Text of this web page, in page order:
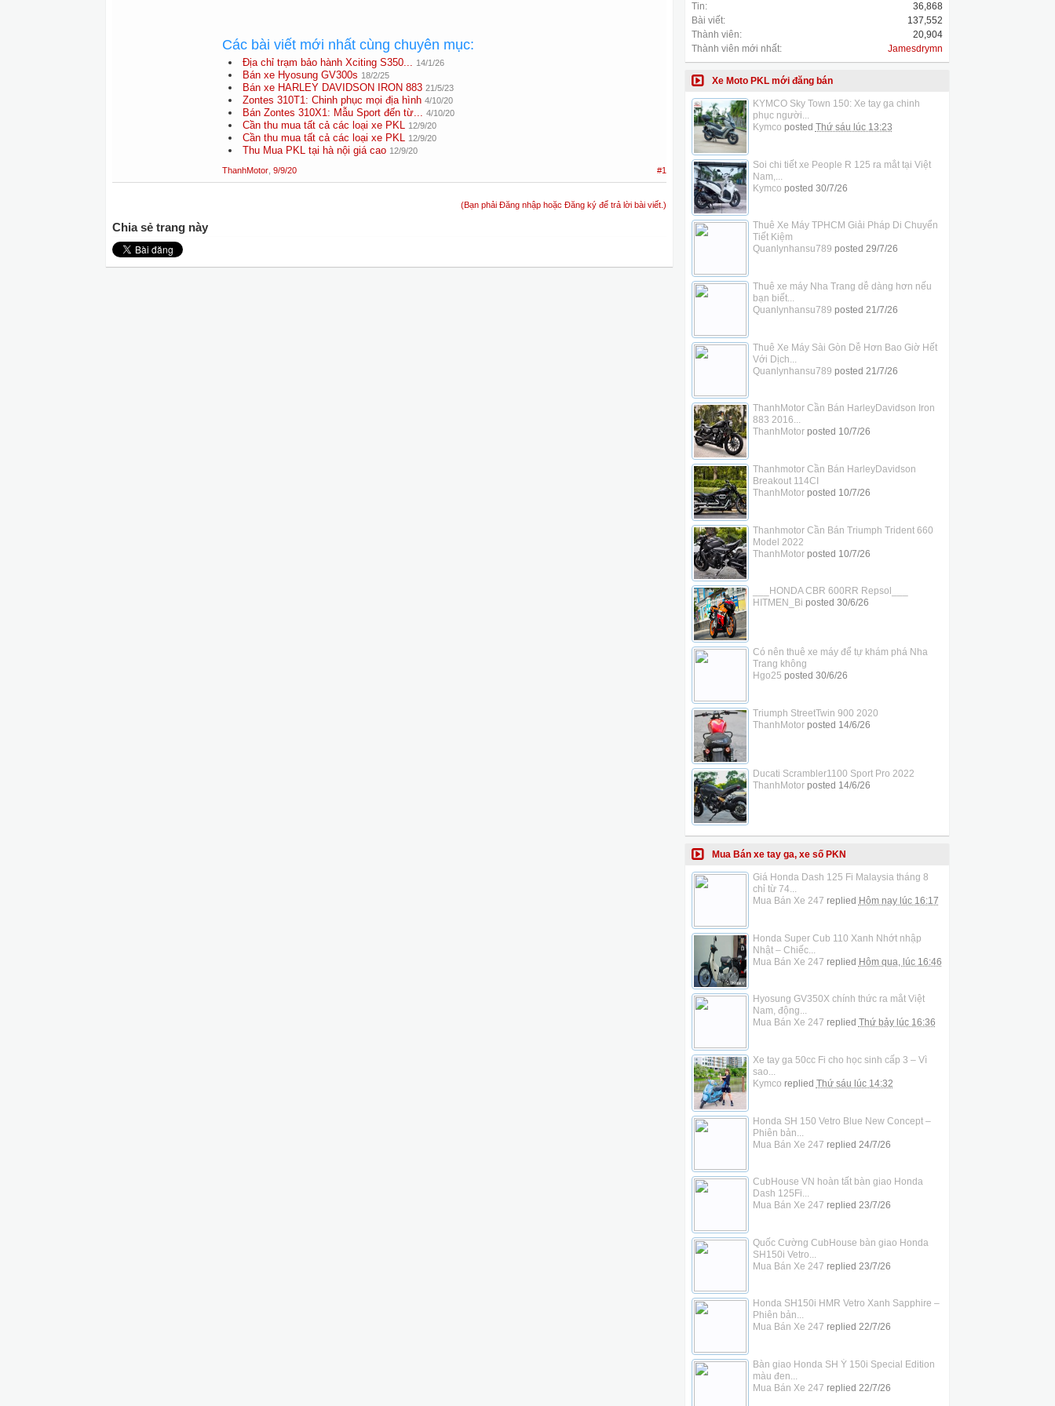
Các bài viết mới nhất cùng chuyên mục:
Địa chỉ trạm bảo hành Xciting S350... 14/1/26
Bán xe Hyosung GV300s 18/2/25
Bán xe HARLEY DAVIDSON IRON 883 21/5/23
Zontes 310T1: Chinh phục mọi địa hình 4/10/20
Bán Zontes 310X1: Mẫu Sport đến từ... 4/10/20
Cần thu mua tất cả các loại xe PKL 12/9/20
Cần thu mua tất cả các loại xe PKL 12/9/20
Thu Mua PKL tại hà nội giá cao 12/9/20
ThanhMotor 9/9/20 #1
(Bạn phải Đăng nhập hoặc Đăng ký để trả lời bài viết.)
Chia sẻ trang này
Tin:
36,868
Bài viết:
137,552
Thành viên:
20,904
Thành viên mới nhất:
Jamesdrymn
Xe Moto PKL mới đăng bán
KYMCO Sky Town 150: Xe tay ga chinh
phục người...
Kymco posted Thứ sáu lúc 13:23
Soi chi tiết xe People R 125 ra mắt tại Việt
Nam,...
Kymco posted 30/7/26
Thuê Xe Máy TPHCM Giải Pháp Di Chuyển
Tiết Kiệm
Quanlynhansu789 posted 29/7/26
Thuê xe máy Nha Trang dễ dàng hơn nếu
bạn biết...
Quanlynhansu789 posted 21/7/26
Thuê Xe Máy Sài Gòn Dễ Hơn Bao Giờ Hết
Với Dịch...
Quanlynhansu789 posted 21/7/26
ThanhMotor Cần Bán HarleyDavidson Iron
883 2016...
ThanhMotorposted 10/7/26
Thanhmotor Cần Bán HarleyDavidson
Breakout 114CI
ThanhMotorposted 10/7/26
Thanhmotor Cần Bán Triumph Trident 660
Model 2022
ThanhMotorposted 10/7/26
___HONDA CBR 600RR Repsol___
HITMEN_Bi posted 30/6/26
Có nên thuê xe máy để tự khám phá Nha
Trang không
Hgo25 posted 30/6/26
Triumph StreetTwin 900 2020
ThanhMotorposted 14/6/26
Ducati Scrambler1100 Sport Pro 2022
ThanhMotorposted 14/6/26
Mua Bán xe tay ga, xe số PKN
Giá Honda Dash 125 Fi Malaysia tháng 8
chỉ từ 74...
Mua Bán Xe 247 replied Hôm nay lúc 16:17
Honda Super Cub 110 Xanh Nhớt nhập
Nhật – Chiếc...
Mua Bán Xe 247 replied Hôm qua, lúc 16:46
Hyosung GV350X chính thức ra mắt Việt
Nam, động...
Mua Bán Xe 247 replied Thứ bảy lúc 16:36
Xe tay ga 50cc Fi cho học sinh cấp 3 – Vì
sao...
Kymco replied Thứ sáu lúc 14:32
Honda SH 150 Vetro Blue New Concept –
Phiên bản...
Mua Bán Xe 247 replied 24/7/26
CubHouse VN hoàn tất bàn giao Honda
Dash 125Fi...
Mua Bán Xe 247 replied 23/7/26
Quốc Cường CubHouse bàn giao Honda
SH150i Vetro...
Mua Bán Xe 247 replied 23/7/26
Honda SH150i HMR Vetro Xanh Sapphire –
Phiên bản...
Mua Bán Xe 247 replied 22/7/26
Bàn giao Honda SH Ý 150i Special Edition
màu đen...
Mua Bán Xe 247 replied 22/7/26